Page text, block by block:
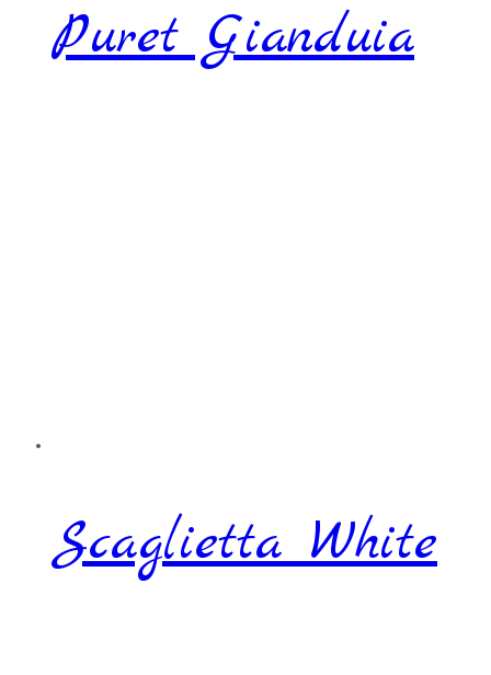
Puret Gianduia
Scaglietta White